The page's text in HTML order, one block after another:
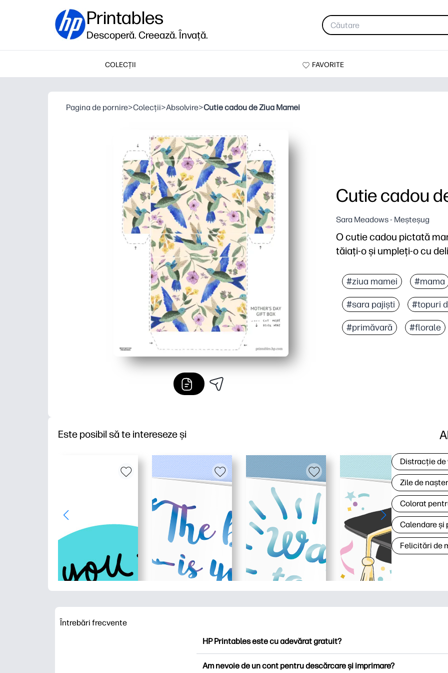
Printables
Descoperă. Creează. Învață.
COLECȚII FAVORITE
Pagina de pornire>Colecții>Absolvire>Cutie cadou de Ziua Mamei
Cutie cadou
Sara Meadows - Meșteșug
O cutie cadou pictată
tăiați-o și umpleți-o cu
Puteți imprima pe
Îl puteți folosi acasă
Îl personalizați cu un
Obțineți o dimensiune
#ziua mamei #mama
#sara pajiști #topuri
#primăvară #florale
Este posibil să te intereseze și
Distracție de
Zile de
Colorat
Calendare
Felicitări de
Întrebări frecvente
HP Printables este cu adevărat gratuit?
Am nevoie de un cont pentru descărcare și imprimare?